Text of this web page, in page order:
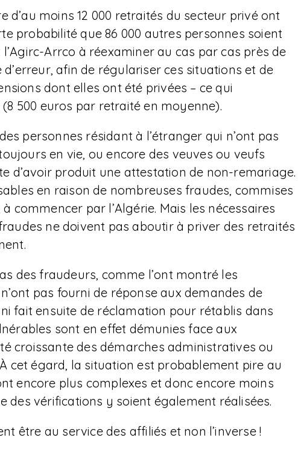
moins 12 000 retraités du secteur privé ont
probabilité que 86 000 autres personnes soient
Arrco à réexaminer au cas par cas près de
afin de régulariser ces situations et de
dont elles ont été privées – ce qui
500 euros par retraité en moyenne).
personnes résidant à l’étranger qui n’ont pas
en vie, ou encore des veuves ou veufs
d’avoir produit une attestation de non-remariage.
en raison de nombreuses fraudes, commises
commencer par l’Algérie. Mais les nécessaires
ne doivent pas aboutir à priver des retraités
des fraudeurs, comme l’ont montré les
pas fourni de réponse aux demandes de
fait ensuite de réclamation pour rétablis dans
sont en effet démunies face aux
croissante des démarches administratives ou
cet égard, la situation est probablement pire au
encore plus complexes et donc encore moins
des vérifications y soient également réalisées.
être au service des affiliés et non l’inverse !